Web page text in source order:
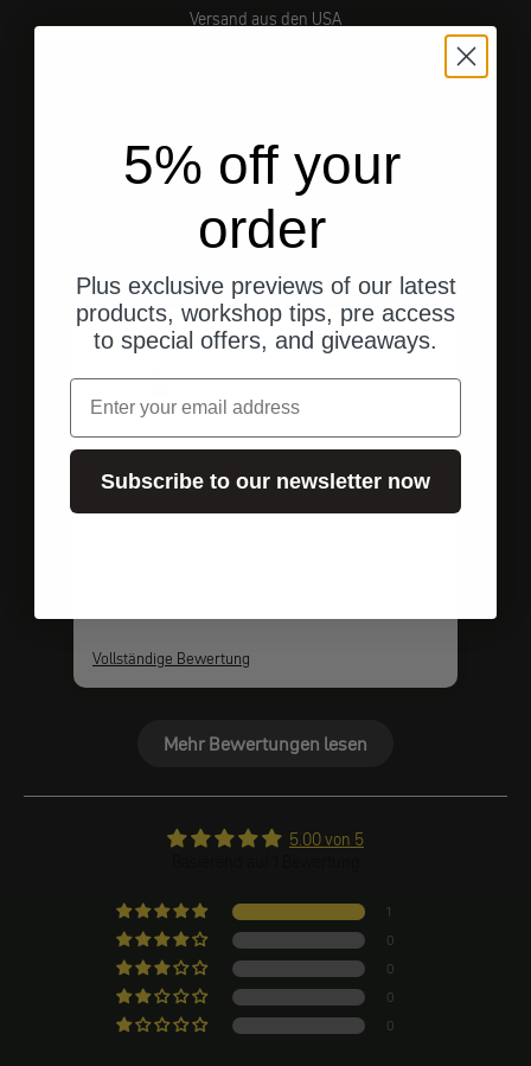
Versand aus den USA
Gehe zu Element 1
Gehe zu Element 2
Gehe zu Element 3
vor 1 Jahr
Unkompliziert und schnell
Vollständige Bewertung
Mehr Bewertungen lesen
5.00 von 5
1
0
0
0
0
5% off your
order
Plus exclusive previews of our latest
products, workshop tips, pre access
to special offers, and giveaways.
Email
Subscribe to our newsletter now